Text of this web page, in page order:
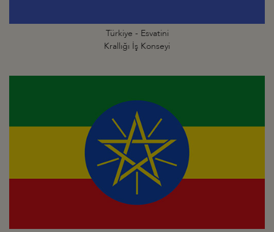
Türkiye - Esvatini
Krallığı İş Konseyi